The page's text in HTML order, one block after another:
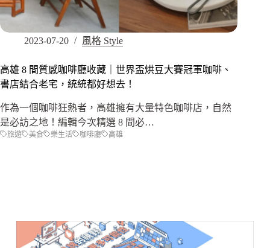
2023-07-20 風格 Style
高雄 8 間質感咖啡廳收藏｜世界盃烘豆大賽冠軍咖啡、
書店結合老宅，統統都好想去！
作為一個咖啡狂熱者，高雄擁有大量特色咖啡店，自然
是必訪之地！編輯今次精選 8 間必…
旅遊 美食 樂生活 咖啡廳 高雄